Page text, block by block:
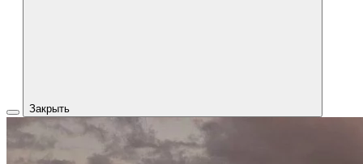
Закрыть